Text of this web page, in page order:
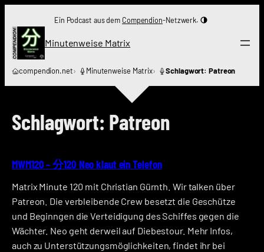
Inhalt
springen
Ein Podcast aus dem Compendion-Netzwerk.
Minutenweise Matrix
compendion.net Minutenweise Matrix Schlagwort: Patreon
Schlagwort: Patreon
MWM120 – 分120 Neo klaut ein Telefon
Matrix Minute 120 mit Christian Gürnth. Wir talken über
Patreon. Die verbleibende Crew besetzt die Geschütze
und Beginngen die Verteidigung des Schiffes gegen die
Wächter. Neo geht derweil auf Diebestour. Mehr Infos,
auch zu Unterstützungsmöglichkeiten, findet ihr bei